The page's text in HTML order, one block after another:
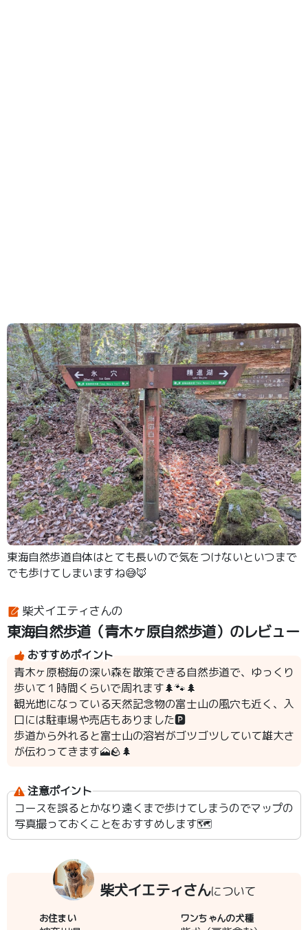
東海自然歩道自体はとても長いので気をつけないといつまで
でも歩けてしまいますね😅🦊
柴犬イエティさんの
東海自然歩道（青木ヶ原自然歩道）のレビュー
おすすめポイント
青木ヶ原樹海の深い森を散策できる自然歩道で、ゆっくり
歩いて１時間くらいで周れます🌲🐾🌲
観光地になっている天然記念物の富士山の風穴も近く、入
口には駐車場や売店もありました🅿️
歩道から外れると富士山の溶岩がゴツゴツしていて雄大さ
が伝わってきます🗻🪨🌲
注意ポイント
コースを誤るとかなり遠くまで歩けてしまうのでマップの
写真撮っておくことをおすすめします🗺
柴犬イエティさんについて
お住まい ワンちゃんの犬種